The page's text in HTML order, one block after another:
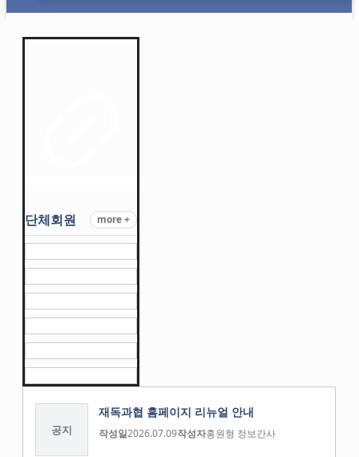
단체회원 more +
공지
재독과협 홈페이지 리뉴얼 안내
작성일2026.07.09작성자홍원형 정보간사